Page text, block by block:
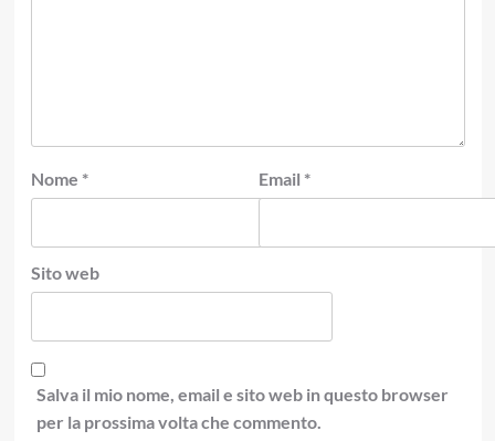
Nome * Email *
Sito web
Salva il mio nome, email e sito web in questo browser
per la prossima volta che commento.